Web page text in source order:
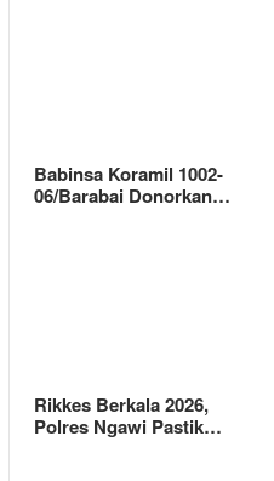
Babinsa Koramil 1002-
06/Barabai Donorkan…
Rikkes Berkala 2026,
Polres Ngawi Pastik…